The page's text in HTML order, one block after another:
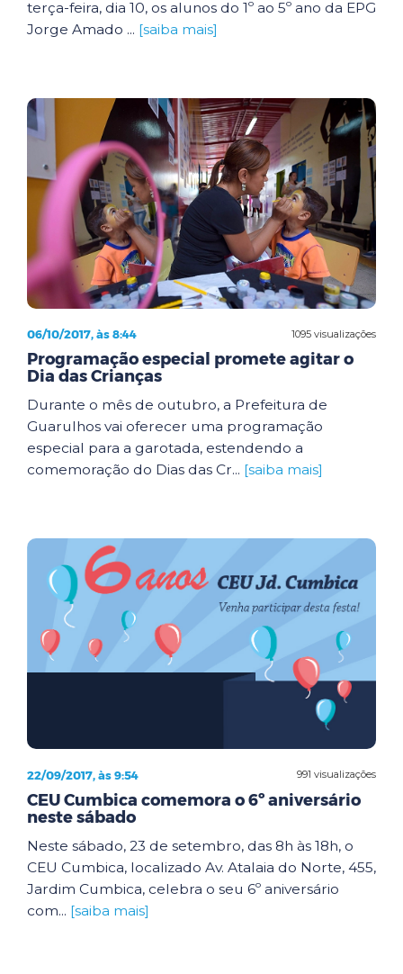
terça-feira, dia 10, os alunos do 1º ao 5º ano da EPG
Jorge Amado ... [saiba mais]
1095 visualizações
06/10/2017, às 8:44
Programação especial promete agitar o
Dia das Crianças
Durante o mês de outubro, a Prefeitura de
Guarulhos vai oferecer uma programação
especial para a garotada, estendendo a
comemoração do Dias das Cr... [saiba mais]
991 visualizações
22/09/2017, às 9:54
CEU Cumbica comemora o 6º aniversário
neste sábado
Neste sábado, 23 de setembro, das 8h às 18h, o
CEU Cumbica, localizado Av. Atalaia do Norte, 455,
Jardim Cumbica, celebra o seu 6º aniversário
com... [saiba mais]